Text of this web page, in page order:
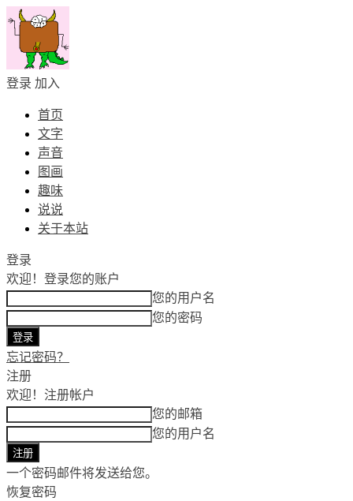
登录 加入
首页
文字
声音
图画
趣味
说说
关于本站
登录
欢迎！ 登录您的账户
您的用户名
您的密码
忘记密码？
注册
欢迎！ 注册帐户
您的邮箱
您的用户名
一个密码邮件将发送给您。
恢复密码